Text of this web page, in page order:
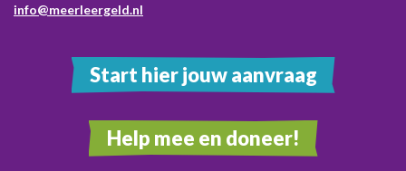
info@meerleergeld.nl
Start hier jouw aanvraag
Help mee en doneer!